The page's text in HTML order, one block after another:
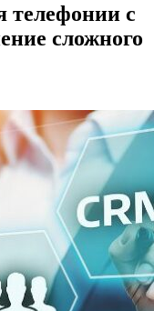
телефонии с
сложного